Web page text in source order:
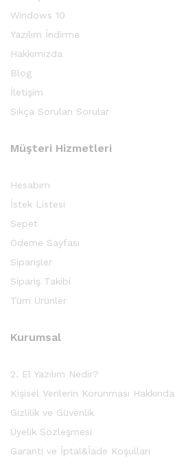
Windows 10
Yazılım İndirme
Hakkımızda
Blog
İletişim
Sıkça Sorulan Sorular
Müşteri Hizmetleri
Hesabım
İstek Listesi
Sepet
Ödeme Sayfası
Siparişler
Sipariş Takibi
Tüm Ürünler
Kurumsal
2. El Yazılım Nedir?
Kişisel Verilerin Korunması Hakkında
Gizlilik ve Güvenlik
Üyelik Sözleşmesi
Garanti ve İptal&İade Koşulları